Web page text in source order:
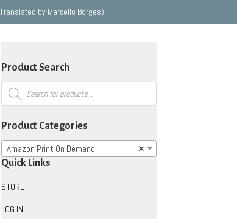
by Marcello Borges)
Product Search
Products
search
Product Categories
×
Amazon Print On Demand
Quick Links
STORE
LOG IN